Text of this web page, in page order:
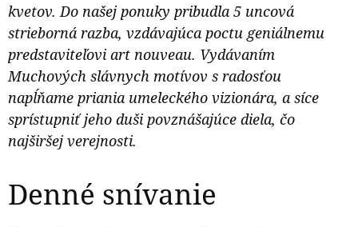
kvetov. Do našej ponuky pribudla 5 uncová
strieborná razba, vzdávajúca poctu geniálnemu
predstaviteľovi art nouveau. Vydávaním
Muchových slávnych motívov s radosťou
napĺňame priania umeleckého vizionára, a síce
sprístupniť jeho duši povznášajúce diela, čo
najširšej verejnosti.
Denné snívanie